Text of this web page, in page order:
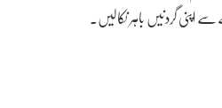
گردنیں باہر نکالیں۔